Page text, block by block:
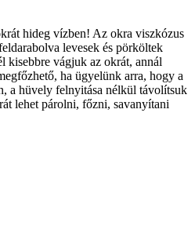
hideg vízben! Az okra viszkózus
levesek és pörköltek
kisebbre vágjuk az okrát, annál
ha ügyelünk arra, hogy a
a hüvely felnyitása nélkül távolítsuk
lehet párolni, főzni, savanyítani